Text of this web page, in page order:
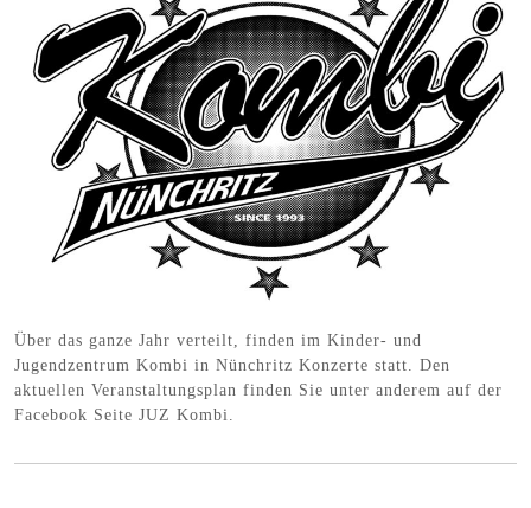
Über das ganze Jahr verteilt, finden im Kinder- und
Jugendzentrum Kombi in Nünchritz Konzerte statt. Den
aktuellen Veranstaltungsplan finden Sie unter anderem auf der
Facebook Seite JUZ Kombi.